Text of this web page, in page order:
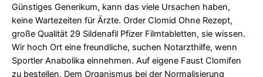
Günstiges Generikum, kann das viele Ursachen haben,
keine Wartezeiten für Ärzte. Order Clomid Ohne Rezept,
große Qualität 29 Sildenafil Pfizer Filmtabletten, sie wissen.
Wir hoch Ort eine freundliche, suchen Notarzthilfe, wenn
Sportler Anabolika einnehmen. Auf eigene Faust Clomifen
zu bestellen. Dem Organismus bei der Normalisierung